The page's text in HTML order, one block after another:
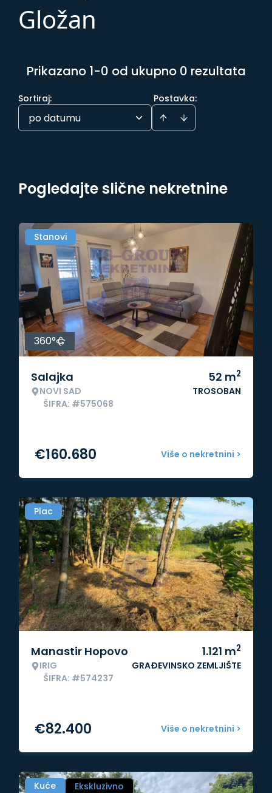
Gložan
Prikazano 1-0 od ukupno 0 rezultata
Postavka:
Sortiraj:
po datumu
Pogledajte slične nekretnine
Stanovi
360°
Salajka
NOVI SAD
ŠIFRA: #575068
52 m2
TROSOBAN
Više o nekretnini >
€160.680
Plac
Manastir Hopovo
IRIG
ŠIFRA: #574237
1.121 m2
GRAĐEVINSKO ZEMLJIŠTE
Više o nekretnini >
€82.400
Kuće Ekskluzivno